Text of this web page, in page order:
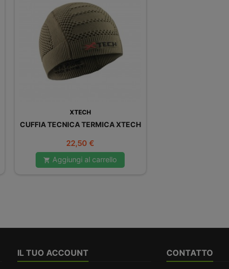
XTECH
CUFFIA TECNICA TERMICA XTECH
Prezzo
22,50 €
 Aggiungi al carrello
IL TUO ACCOUNT CONTATTO